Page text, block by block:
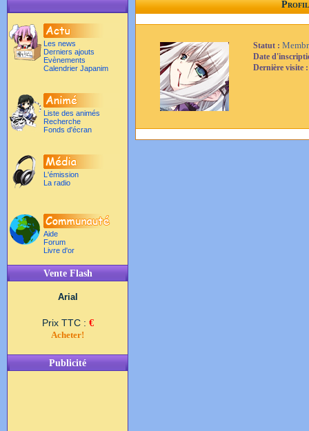
Les news
Derniers ajouts
Evènements
Calendrier Japanim
Liste des animés
Recherche
Fonds d'écran
L'émission
La radio
Aide
Forum
Livre d'or
Vente Flash
Arial
Prix TTC : €
Acheter!
Publicité
Profil
Statut :
Date
Dernière visite